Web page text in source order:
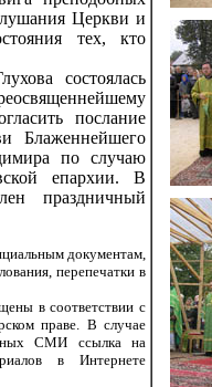
Церкви и
тех, кто
состоялась
послание
Блаженнейшего
по случаю
епархии. В
праздничный
документам,
перепечатки в
в соответствии с
праве. В случае
СМИ ссылка на
в Интернете